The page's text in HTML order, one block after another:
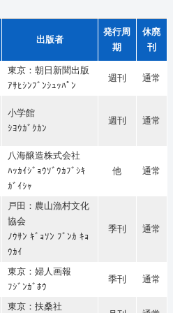
出版者
発行周
期
休廃
刊
東京：朝日新聞出版
ｱｻﾋｼﾝﾌﾞﾝｼｭｯﾊﾟﾝ
週刊 通常
小学館
ｼﾖｳｶﾞｸｶﾝ
週刊 通常
八海醸造株式会社
ﾊｯｶｲｼﾞｮｳｿﾞｳｶﾌﾞｼｷ
ｶﾞｲｼｬ
他 通常
戸田：農山漁村文化
協会
ﾉｳｻﾝ ｷﾞｮｿﾝ ﾌﾞﾝｶ ｷｮ
ｳｶｲ
季刊 通常
東京：婦人画報
ﾌｼﾞﾝｶﾞﾎｳ
季刊 通常
東京：扶桑社